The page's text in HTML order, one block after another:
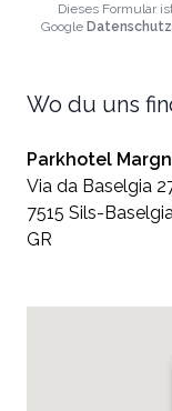
Dieses Formular
Google
Wo du uns
Parkhotel
Via da Baselgia
7515 Sils-
GR